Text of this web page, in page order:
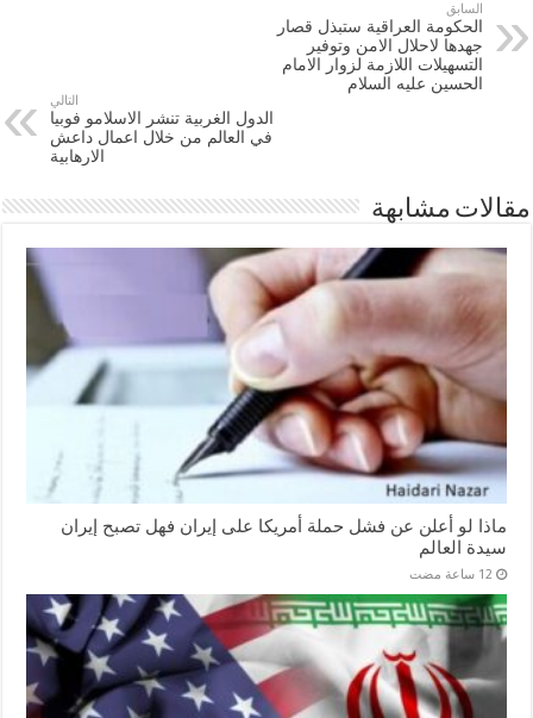
السابق
الحكومة العراقية ستبذل قصار
جهدها لاحلال الامن وتوفير
التسهيلات اللازمة لزوار الامام
الحسين عليه السلام
التالي
الدول الغربية تنشر الاسلامو فوبيا
في العالم من خلال اعمال داعش
الارهابية
مقالات مشابهة
ماذا لو أعلن عن فشل حملة أمريكا على إيران فهل تصبح إيران
سيدة العالم